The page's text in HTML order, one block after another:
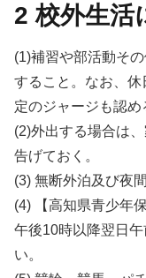
2 校外生活
(1)補習や部活動そ
すること。なお、
定のジャージも認め
(2)外出する場合は
告げておく。
(3) 無断外泊及び夜
(4) 【高知県青少年
午後10時以降翌日
い。